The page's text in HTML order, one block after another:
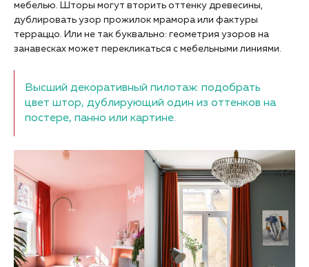
мебелью. Шторы могут вторить оттенку древесины,
дублировать узор прожилок мрамора или фактуры
терраццо. Или не так буквально: геометрия узоров на
занавесках может перекликаться с мебельными линиями.
Высший декоративный пилотаж: подобрать
цвет штор, дублирующий один из оттенков на
постере, панно или картине.